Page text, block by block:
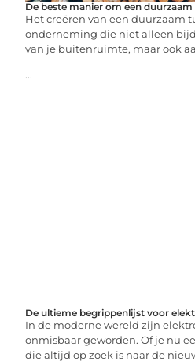
De beste manier om een
Het creëren van een duurzaam
onderneming die niet alleen
van je buitenruimte, maar ook
...
De ultieme begrippenlijst voor
In de moderne wereld zijn
onmisbaar geworden. Of je nu
die altijd op zoek is naar de